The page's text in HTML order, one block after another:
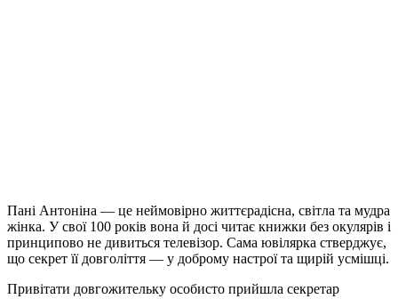
Пані Антоніна — це неймовірно життєрадісна, світла та мудра
жінка. У свої 100 років вона й досі читає книжки без окулярів і
принципово не дивиться телевізор. Сама ювілярка стверджує,
що секрет її довголіття — у доброму настрої та щирій усмішці.
Привітати довгожительку особисто прийшла секретар